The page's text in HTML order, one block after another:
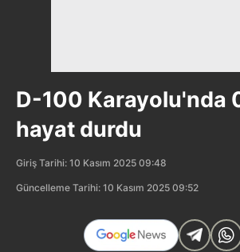
D-100 Karayolu'nda
hayat durdu
Giriş Tarihi: 10 Kasım 2025 09:48
Güncelleme Tarihi: 10 Kasım 2025 09:52